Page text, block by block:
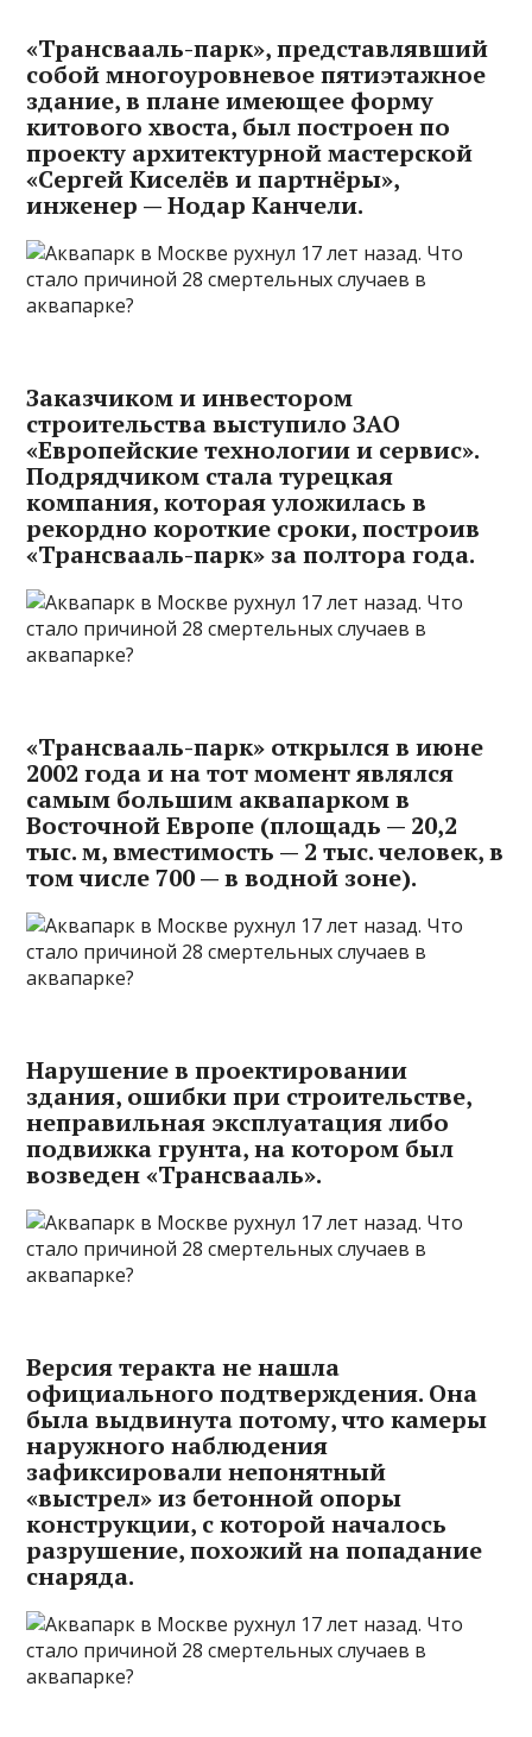
«Трансвааль-парк», представлявший
собой многоуровневое пятиэтажное
здание, в плане имеющее форму
китового хвоста, был построен по
проекту архитектурной мастерской
«Сергей Киселёв и партнёры»,
инженер — Нодар Канчели.
Заказчиком и инвестором
строительства выступило ЗАО
«Европейские технологии и сервис».
Подрядчиком стала турецкая
компания, которая уложилась в
рекордно короткие сроки, построив
«Трансвааль-парк» за полтора года.
«Трансвааль-парк» открылся в июне
2002 года и на тот момент являлся
самым большим аквапарком в
Восточной Европе (площадь — 20,2
тыс. м, вместимость — 2 тыс. человек, в
том числе 700 — в водной зоне).
Нарушение в проектировании
здания, ошибки при строительстве,
неправильная эксплуатация либо
подвижка грунта, на котором был
возведен «Трансвааль».
Версия теракта не нашла
официального подтверждения. Она
была выдвинута потому, что камеры
наружного наблюдения
зафиксировали непонятный
«выстрел» из бетонной опоры
конструкции, с которой началось
разрушение, похожий на попадание
снаряда.